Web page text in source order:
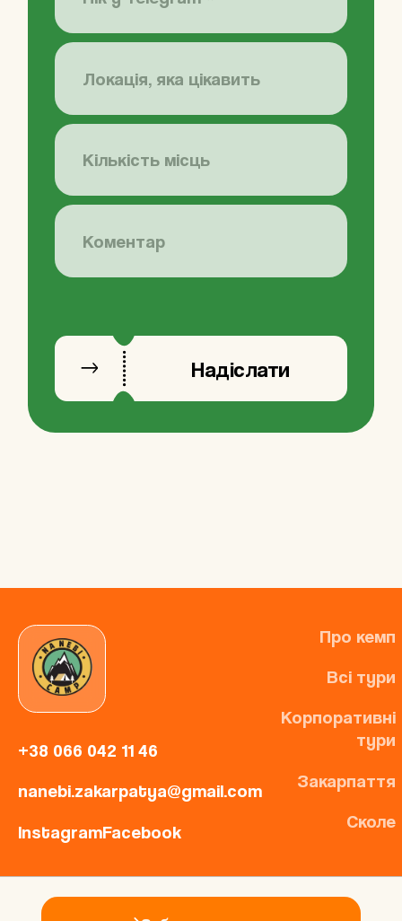
Надіслати
Про кемп
Всі тури
Корпоративні
тури
Закарпаття
Сколе
+38 066 042 11 46
nanebi.zakarpatya@gmail.com
InstagramFacebook